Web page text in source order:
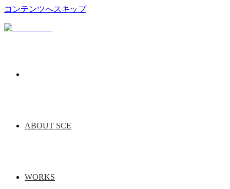
コンテンツへスキップ
ABOUT SCE
WORKS